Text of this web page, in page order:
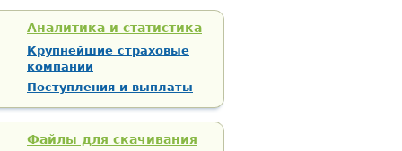
Аналитика и статистика
Крупнейшие страховые
компании
Поступления и выплаты
Файлы для скачивания